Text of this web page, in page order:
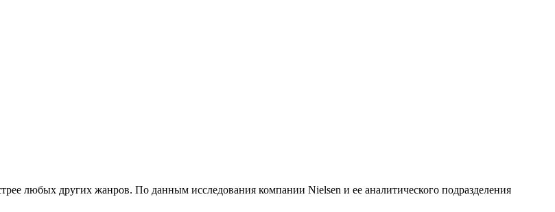
любых других жанров. По данным исследования компании Nielsen и ее аналитического подразделения